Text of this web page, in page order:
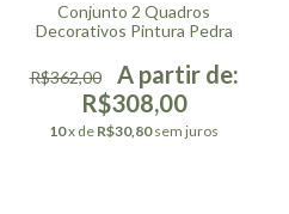
Conjunto 2 Quadros
Decorativos Pintura Pedra
R$362,00
R$308,00
10x de R$30,80 sem juros